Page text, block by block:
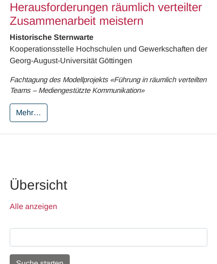
Herausforderungen räumlich verteilter
Zusammenarbeit meistern
Historische Sternwarte
Kooperationsstelle Hochschulen und Gewerkschaften der
Georg-August-Universität Göttingen
Fachtagung des Modellprojekts «Führung in räumlich verteilten
Teams – Mediengestützte Kommunikation»
Mehr…
Übersicht
Alle anzeigen